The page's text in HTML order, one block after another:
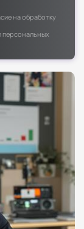
на обработку
персональных